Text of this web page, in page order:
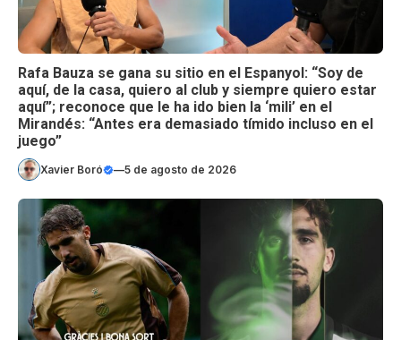
Rafa Bauza se gana su sitio en el Espanyol: “Soy de
aquí, de la casa, quiero al club y siempre quiero estar
aquí”; reconoce que le ha ido bien la ‘mili’ en el
Mirandés: “Antes era demasiado tímido incluso en el
juego”
Xavier Boró —5 de agosto de 2026